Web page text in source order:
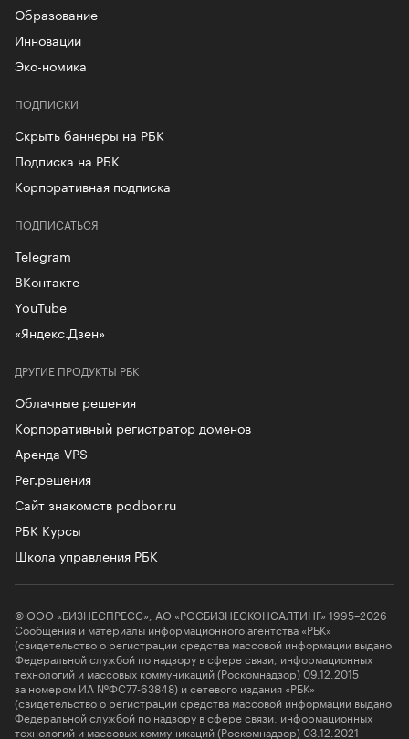
Образование
Инновации
Эко-номика
ПОДПИСКИ
Скрыть баннеры на РБК
Подписка на РБК
Корпоративная подписка
ДРУГИЕ ПРОДУКТЫ РБК
Облачные решения
Корпоративный регистратор доменов
Аренда VPS
Рег.решения
Сайт знакомств podbor.ru
РБК Курсы
Школа управления РБК
ПОДПИСАТЬСЯ
Telegram
ВКонтакте
YouTube
«Яндекс.Дзен»
© ООО «БИЗНЕСПРЕСС», АО «РОСБИЗНЕСКОНСАЛТИНГ» 1995–2026
Сообщения и материалы информационного агентства «РБК»
(свидетельство о регистрации средства массовой информации выдано
Федеральной службой по надзору в сфере связи, информационных
технологий и массовых коммуникаций (Роскомнадзор) 09.12.2015
за номером ИА №ФС77-63848) и сетевого издания «РБК»
(свидетельство о регистрации средства массовой информации выдано
Федеральной службой по надзору в сфере связи, информационных
технологий и массовых коммуникаций (Роскомнадзор) 03.12.2021